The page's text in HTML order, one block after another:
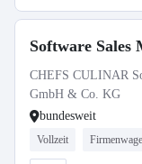
Software Sales
CHEFS CULINAR
GmbH & Co. KG
bundesweit
Vollzeit